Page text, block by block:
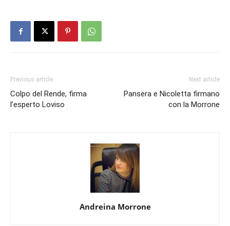
Previous article
Colpo del Rende, firma
l’esperto Loviso
Next article
Pansera e Nicoletta firmano
con la Morrone
Andreina Morrone